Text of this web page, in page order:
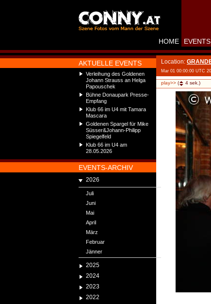
AKTUELLE EVENTS
Verleihung des Goldenen
Johann Strauss an Helga
Papouschek
Bühne Donaupark Presse-
Empfang
Klub 66 im U4 mit Tamara
Mascara
Goldenen Spargel für Mike
Süsser&Johann-Philipp
Spiegelfeld
Klub 66 im U4 am
28.05.2026
EVENTS-ARCHIV
2026
Juli
Juni
Mai
April
März
Februar
Jänner
2025
2024
2023
2022
HOME EVENTS
Location:
Mar 01 00:00:00 UTC
play>> ( 4 sek.)